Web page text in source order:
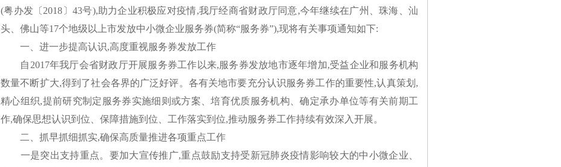
(粤办发〔2018〕43号),助力企业积极应对疫情,我厅经商省财政厅同意,今年继续在广州、珠海、汕
头、佛山等17个地级以上市发放中小微企业服务券(简称“服务券”),现将有关事项通知如下:
一、进一步提高认识,高度重视服务券发放工作
自 2017年我厅会省财政厅开展服务券工作以来,服务券发放地市逐年增加,受益企业和服务机构
数量不断扩大,得到了社会各界的广泛好评。各有关地市要充分认识服务券工作的重要性,认真策划,
精心组织,提前研究制定服务券实施细则或方案、培育优质服务机构、确定承办单位等有关前期工
作,确保思想认识到位、保障措施到位、工作落实到位,推动服务券工作持续有效深入开展。
二、抓早抓细抓实,确保高质量推进各项重点工作
一是突出支持重点。要加大宣传推广,重点鼓励支持受新冠肺炎疫情影响较大的中小微企业、